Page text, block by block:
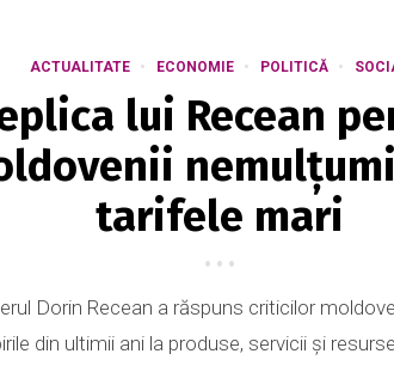
ACTUALITATE ECONOMIE POLITICĂ
lui Recean
tarifele mari
Dorin Recean a răspuns criticilor
din ultimii ani la produse, servicii și